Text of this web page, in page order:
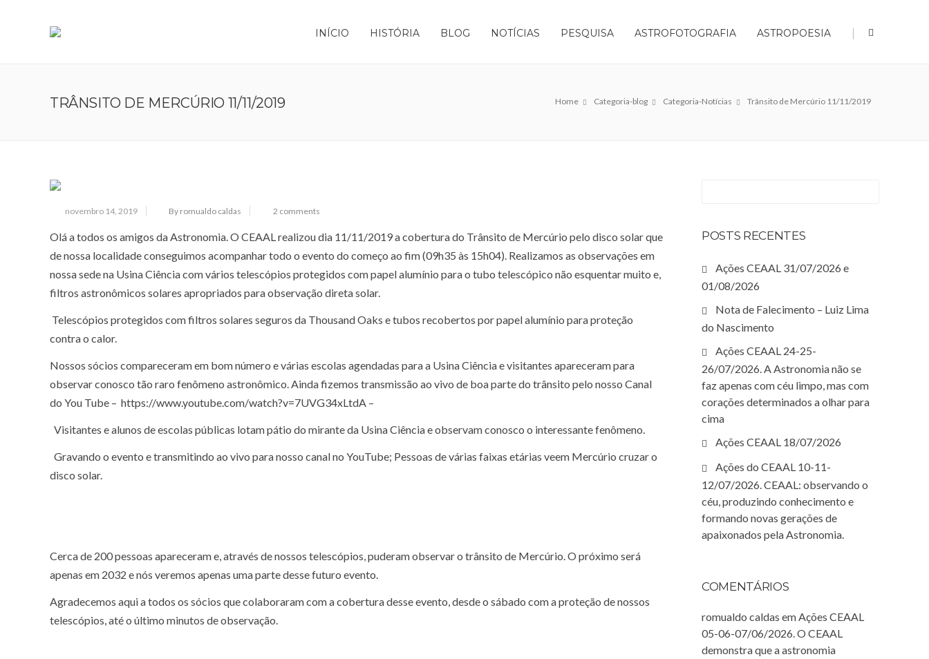
INÍCIO HISTÓRIA BLOG NOTÍCIAS PESQUISA ASTROFOTOGRAFIA ASTROPOESIA |
Home Categoria-blog Categoria-Notícias Trânsito de Mercúrio 11/11/2019
TRÂNSITO DE MERCÚRIO 11/11/2019
novembro 14, 2019 By romualdo caldas 2 comments
Olá a todos os amigos da Astronomia. O CEAAL realizou dia 11/11/2019 a cobertura do Trânsito de Mercúrio pelo disco solar que
de nossa localidade conseguimos acompanhar todo o evento do começo ao fim (09h35 às 15h04). Realizamos as observações em
nossa sede na Usina Ciência com vários telescópios protegidos com papel alumínio para o tubo telescópico não esquentar muito e,
filtros astronômicos solares apropriados para observação direta solar.
Telescópios protegidos com filtros solares seguros da Thousand Oaks e tubos recobertos por papel alumínio para proteção
contra o calor.
Nossos sócios compareceram em bom número e várias escolas agendadas para a Usina Ciência e visitantes apareceram para
observar conosco tão raro fenômeno astronômico. Ainda fizemos transmissão ao vivo de boa parte do trânsito pelo nosso Canal
do You Tube – https://www.youtube.com/watch?v=7UVG34xLtdA –
Visitantes e alunos de escolas públicas lotam pátio do mirante da Usina Ciência e observam conosco o interessante fenômeno.
Gravando o evento e transmitindo ao vivo para nosso canal no YouTube; Pessoas de várias faixas etárias veem Mercúrio cruzar o
disco solar.
Cerca de 200 pessoas apareceram e, através de nossos telescópios, puderam observar o trânsito de Mercúrio. O próximo será
apenas em 2032 e nós veremos apenas uma parte desse futuro evento.
Agradecemos aqui a todos os sócios que colaboraram com a cobertura desse evento, desde o sábado com a proteção de nossos
telescópios, até o último minutos de observação.
POSTS RECENTES
Ações CEAAL 31/07/2026 e
01/08/2026
Nota de Falecimento – Luiz Lima
do Nascimento
Ações CEAAL 24-25-
26/07/2026. A Astronomia não se
faz apenas com céu limpo, mas com
corações determinados a olhar para
cima
Ações CEAAL 18/07/2026
Ações do CEAAL 10-11-
12/07/2026. CEAAL: observando o
céu, produzindo conhecimento e
formando novas gerações de
apaixonados pela Astronomia.
COMENTÁRIOS
romualdo caldas emAções CEAAL
05-06-07/06/2026. O CEAAL
demonstra que a astronomia